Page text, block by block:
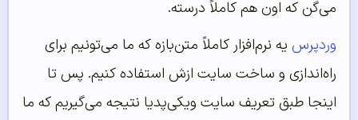
می‌گن که اون هم کاملاً درسته.
وردپرس یه نرم‌افزار کاملاً متن‌بازه که ما می‌تونیم برای
راه‌اندازی و ساخت سایت ازش استفاده کنیم. پس تا
اینجا طبق تعریف سایت ویکی‌پدیا نتیجه می‌گیریم که ما